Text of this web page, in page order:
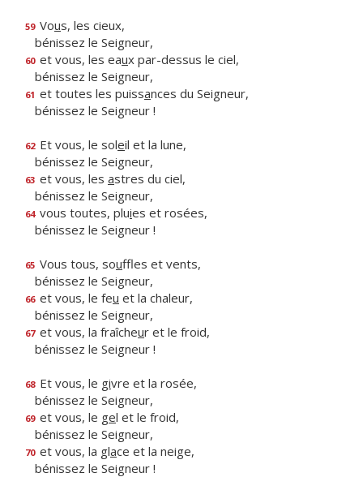
59 Vous, les cieux,
bénissez le Seigneur,
60 et vous, les eaux par-dessus le ciel,
bénissez le Seigneur,
61 et toutes les puissances du Seigneur,
bénissez le Seigneur !
62 Et vous, le soleil et la lune,
bénissez le Seigneur,
63 et vous, les astres du ciel,
bénissez le Seigneur,
64 vous toutes, pluies et rosées,
bénissez le Seigneur !
65 Vous tous, souffles et vents,
bénissez le Seigneur,
66 et vous, le feu et la chaleur,
bénissez le Seigneur,
67 et vous, la fraîcheur et le froid,
bénissez le Seigneur !
68 Et vous, le givre et la rosée,
bénissez le Seigneur,
69 et vous, le gel et le froid,
bénissez le Seigneur,
70 et vous, la glace et la neige,
bénissez le Seigneur !